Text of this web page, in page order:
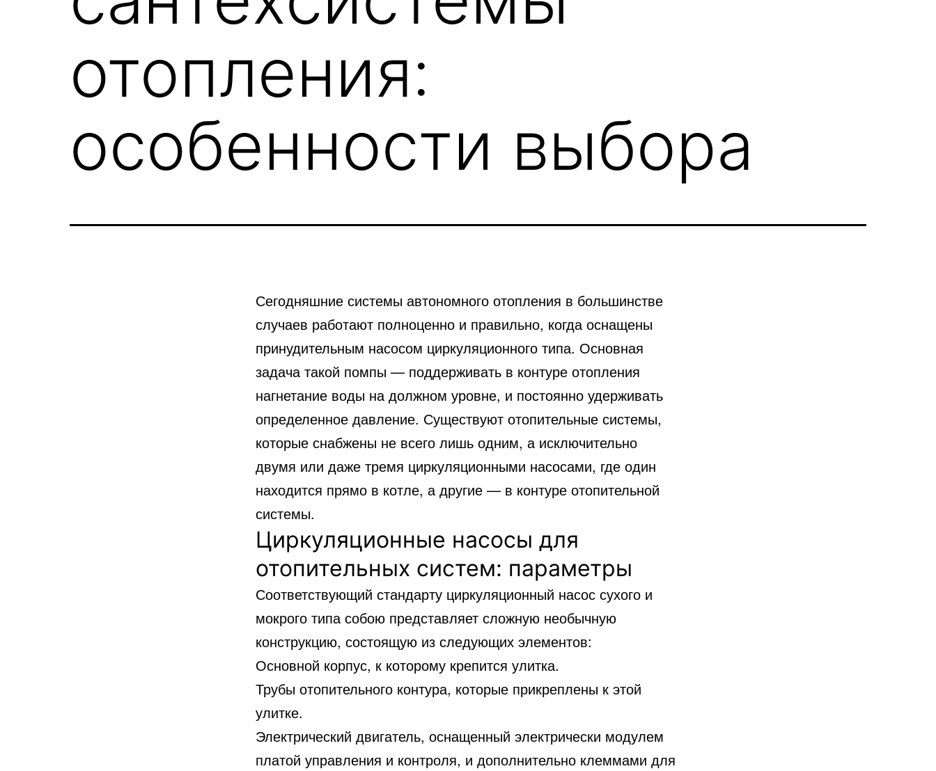
отопления:
особенности выбора
Сегодняшние системы автономного отопления в большинстве
случаев работают полноценно и правильно, когда оснащены
принудительным насосом циркуляционного типа. Основная
задача такой помпы — поддерживать в контуре отопления
нагнетание воды на должном уровне, и постоянно удерживать
определенное давление. Существуют отопительные системы,
которые снабжены не всего лишь одним, а исключительно
двумя или даже тремя циркуляционными насосами, где один
находится прямо в котле, а другие — в контуре отопительной
системы.
Циркуляционные насосы для
отопительных систем: параметры
Соответствующий стандарту циркуляционный насос сухого и
мокрого типа собою представляет сложную необычную
конструкцию, состоящую из следующих элементов:
Основной корпус, к которому крепится улитка.
Трубы отопительного контура, которые прикреплены к этой
улитке.
Электрический двигатель, оснащенный электрически модулем
платой управления и контроля, и дополнительно клеммами для